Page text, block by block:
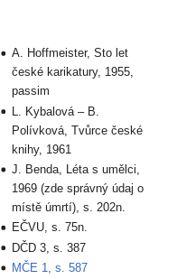
A. Hoffmeister, Sto let
české karikatury, 1955,
passim
L. Kybalová – B.
Polívková, Tvůrce české
knihy, 1961
J. Benda, Léta s umělci,
1969 (zde správný údaj o
místě úmrtí), s. 202n.
EČVU, s. 75n.
DČD 3, s. 387
MČE 1, s. 587